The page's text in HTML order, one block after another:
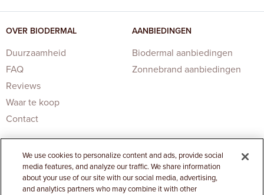
OVER BIODERMAL
Duurzaamheid
FAQ
Reviews
Waar te koop
Contact
AANBIEDINGEN
Biodermal aanbiedingen
Zonnebrand aanbiedingen
We use cookies to personalize content and ads, provide social
media features, and analyze our traffic. We share information
about your use of our site with our social media, advertising,
and analytics partners who may combine it with other